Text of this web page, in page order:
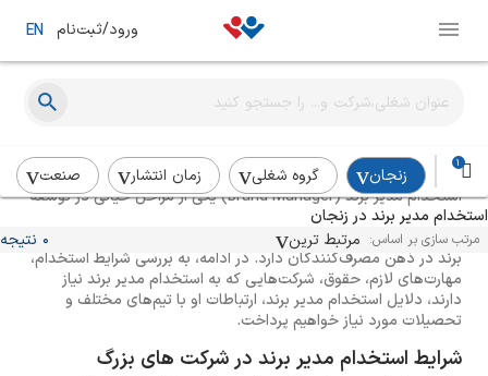
ورود/ثبت‌نام EN
1
زنجان گروه شغلی زمان انتشار
صنعت
استخدام مدیر برند در زنجان
مرتب سازی بر اساس: مرتبط ترین 0 نتیجه
راهنمای استخدام مدیر برند
استخدام مدیر برند (Brand Manager) یکی از مراحل حیاتی در توسعه
و پیشرفت هر کسب و کار است. مدیر برند به عنوان یک پل ارتباطی بین
محصولات و مشتریان عمل می‌کند و نقش کلیدی در شکل‌گیری تصویر
برند در ذهن مصرف‌کنندگان دارد. در ادامه، به بررسی شرایط استخدام،
مهارت‌های لازم، حقوق، شرکت‌هایی که به استخدام مدیر برند نیاز
دارند، دلایل استخدام مدیر برند، ارتباطات او با تیم‌های مختلف و
تحصیلات مورد نیاز خواهیم پرداخت.
شرایط استخدام مدیر برند در شرکت های بزرگ